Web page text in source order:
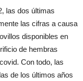
las dos últimas
las cifras a causa
disponibles en
de hembras
Con todo, las
de los últimos años